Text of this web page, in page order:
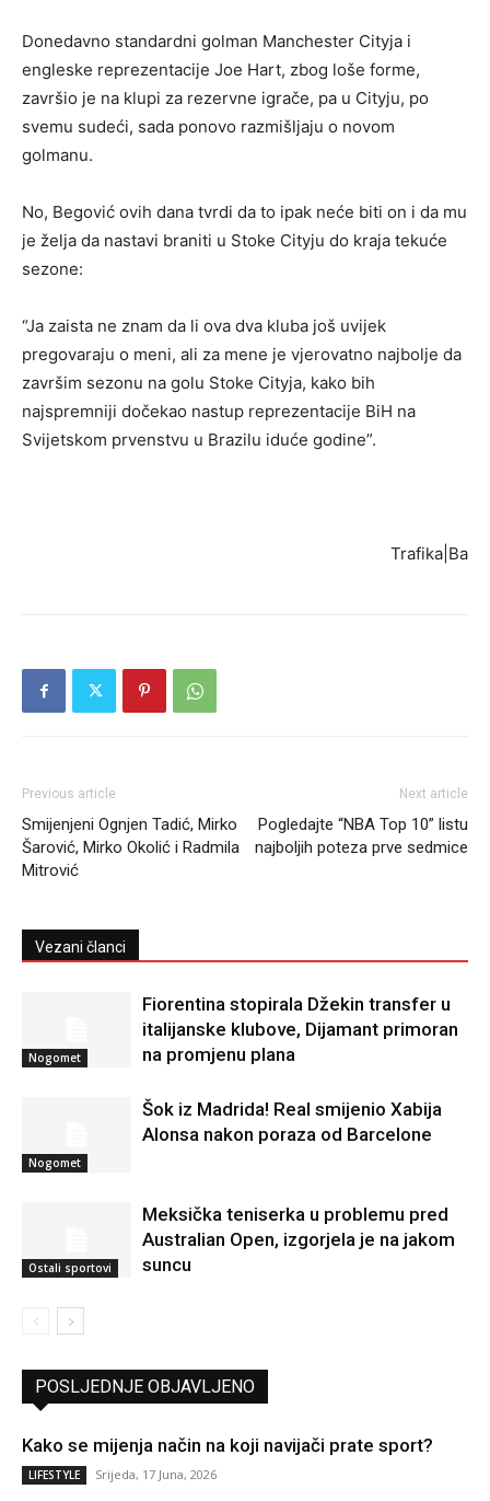
Donedavno standardni golman Manchester Cityja i
engleske reprezentacije Joe Hart, zbog loše forme,
završio je na klupi za rezervne igrače, pa u Cityju, po
svemu sudeći, sada ponovo razmišljaju o novom
golmanu.
No, Begović ovih dana tvrdi da to ipak neće biti on i da mu
je želja da nastavi braniti u Stoke Cityju do kraja tekuće
sezone:
“Ja zaista ne znam da li ova dva kluba još uvijek
pregovaraju o meni, ali za mene je vjerovatno najbolje da
završim sezonu na golu Stoke Cityja, kako bih
najspremniji dočekao nastup reprezentacije BiH na
Svijetskom prvenstvu u Brazilu iduće godine”.
Trafika|Ba
Previous article
Smijenjeni Ognjen Tadić, Mirko
Šarović, Mirko Okolić i Radmila
Mitrović
Next article
Pogledajte “NBA Top 10” listu
najboljih poteza prve sedmice
Vezani članci
Nogomet
Fiorentina stopirala Džekin transfer u
italijanske klubove, Dijamant primoran
na promjenu plana
Nogomet
Šok iz Madrida! Real smijenio Xabija
Alonsa nakon poraza od Barcelone
Ostali sportovi
Meksička teniserka u problemu pred
Australian Open, izgorjela je na jakom
suncu
POSLJEDNJE OBJAVLJENO
Kako se mijenja način na koji navijači prate sport?
LIFESTYLE Srijeda, 17 Juna, 2026